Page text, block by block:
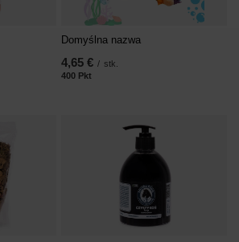
Domyślna nazwa
4,65 € / stk.
400 Pkt